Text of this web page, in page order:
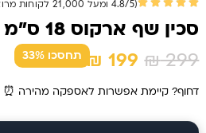
(4.8/5 ומעל 21,000 לקוחות מרוצים)
סכין שף ארקוס 18 ס״מ
₪299 המחיר
היה:
₪ 299.
₪ 199 המחיר
הוא:
₪ 199.
תחסכו 33%
דחוף? קיימת אפשרות לאספקה מהירה ⏰
כמות